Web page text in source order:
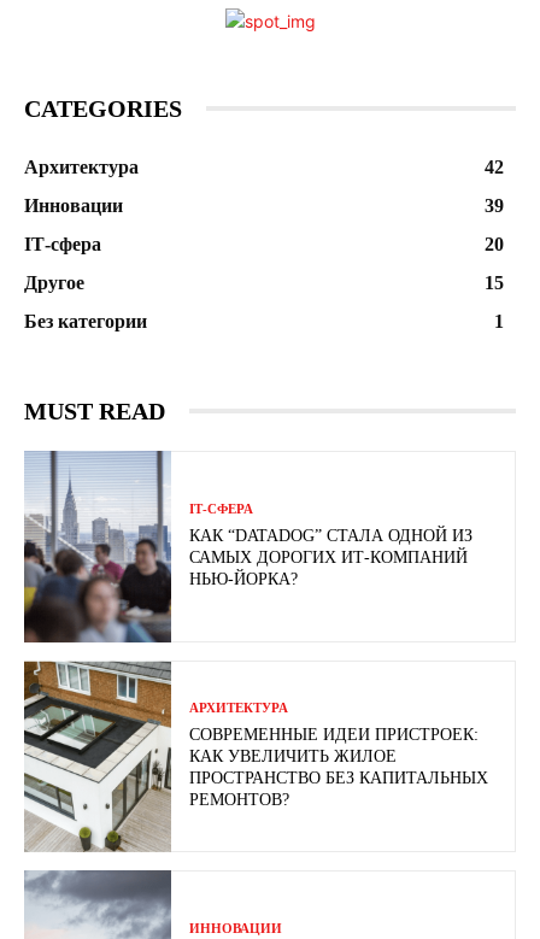
CATEGORIES
Архитектура
42
Инновации
39
ІТ-сфера
20
Другое
15
Без категории
1
MUST READ
ІТ-СФЕРА
КАК “DATADOG” СТАЛА ОДНОЙ ИЗ
САМЫХ ДОРОГИХ ИТ-КОМПАНИЙ
НЬЮ-ЙОРКА?
АРХИТЕКТУРА
СОВРЕМЕННЫЕ ИДЕИ ПРИСТРОЕК:
КАК УВЕЛИЧИТЬ ЖИЛОЕ
ПРОСТРАНСТВО БЕЗ КАПИТАЛЬНЫХ
РЕМОНТОВ?
ИННОВАЦИИ